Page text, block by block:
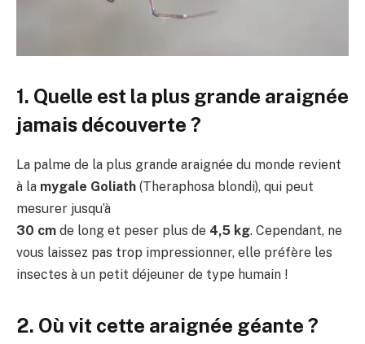
1. Quelle est la plus grande araignée
jamais découverte ?
La palme de la plus grande araignée du monde revient
à la mygale Goliath (Theraphosa blondi), qui peut
mesurer jusqu’à
30 cm de long et peser plus de 4,5 kg. Cependant, ne
vous laissez pas trop impressionner, elle préfère les
insectes à un petit déjeuner de type humain !
2. Où vit cette araignée géante ?